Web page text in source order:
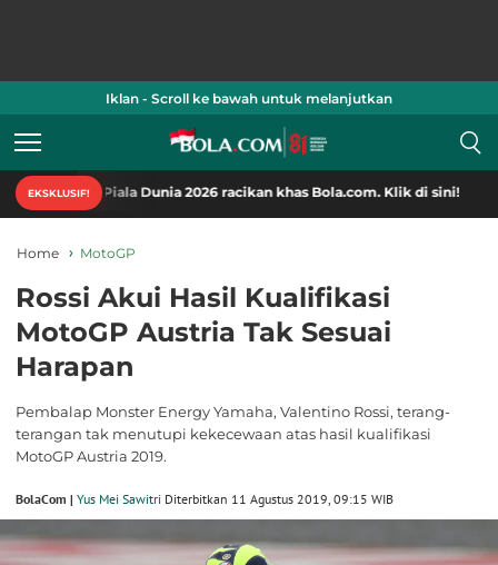
Iklan - Scroll ke bawah untuk melanjutkan
EKSKLUSIF!
Piala Dunia 2026 racikan khas Bola.com. Klik di sini!
Home MotoGP
Rossi Akui Hasil Kualifikasi
MotoGP Austria Tak Sesuai
Harapan
Pembalap Monster Energy Yamaha, Valentino Rossi, terang-
terangan tak menutupi kekecewaan atas hasil kualifikasi
MotoGP Austria 2019.
BolaCom | Yus Mei Sawitri Diterbitkan 11 Agustus 2019, 09:15 WIB